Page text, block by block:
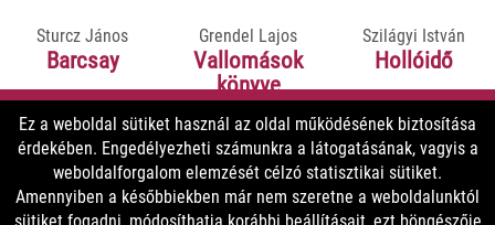
Sturcz János
Barcsay
9900 Ft
8910 Ft
Grendel Lajos
Vallomások
könyve
5800 Ft
5220 Ft
Szilágyi István
Hollóidő
5800 Ft
5220 Ft
Ez a weboldal sütiket használ az oldal működésének biztosítása
érdekében. Engedélyezheti számunkra a látogatásának, vagyis a
weboldalforgalom elemzését célzó statisztikai sütiket.
Amennyiben a későbbiekben már nem szeretne a weboldalunktól